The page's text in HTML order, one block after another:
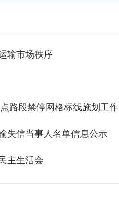
输市场秩序
路段禁停网格标线施划工作
失信当事人名单信息公示
主生活会